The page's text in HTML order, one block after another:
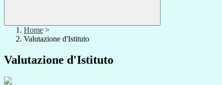
Home >
Valutazione d'Istituto
Valutazione d'Istituto